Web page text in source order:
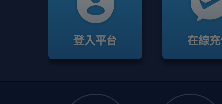
登入平台 在線